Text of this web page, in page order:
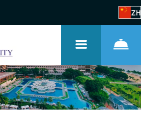
ZH